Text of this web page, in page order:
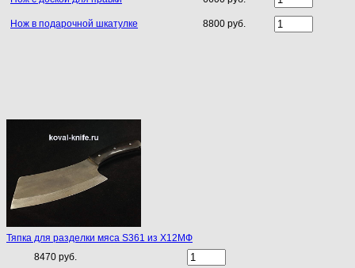
Нож в подарочной шкатулке 8800 руб.
Тяпка для разделки мяса S361 из Х12МФ
8470 руб.